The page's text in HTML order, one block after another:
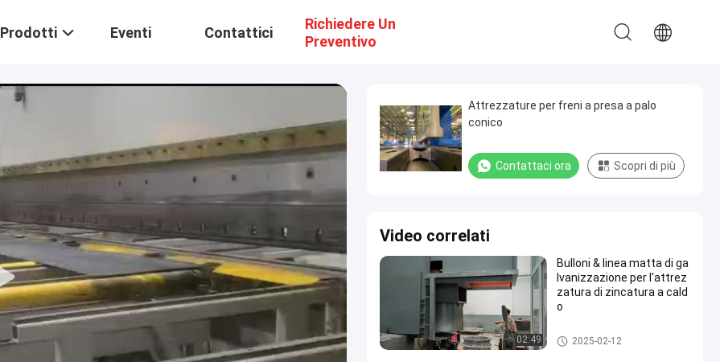
Prodotti Eventi Contattici
Richiedere Un
Preventivo
Attrezzature per freni a presa a palo
conico
Contattaci ora Scopri di più
Video correlati
02:49
Bulloni & linea matta di ga
lvanizzazione per l'attrez
zatura di zincatura a cald
o
attrezzatura di zincatura a cal
do
2025-02-12